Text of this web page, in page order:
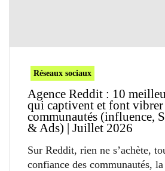
Réseaux sociaux
Agence Reddit : 10
qui captivent et font vibrer
communautés (influence,
& Ads) | Juillet 2026
Sur Reddit, rien ne s’achète,
confiance des communautés,